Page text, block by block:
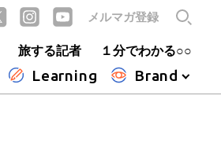
旅する記者 １分でわかる○○
Learning Brand
メルマガ登録